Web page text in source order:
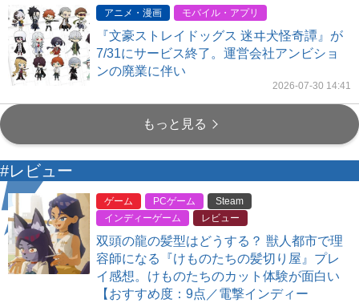
アニメ・漫画 モバイル・アプリ
『文豪ストレイドッグス 迷ヰ犬怪奇譚』が
7/31にサービス終了。運営会社アンビショ
ンの廃業に伴い
2026-07-30 14:41
もっと見る
#レビュー
ゲーム PCゲーム
Steam
インディーゲーム
レビュー
双頭の龍の髪型はどうする？ 獣人都市で理
容師になる『けものたちの髪切り屋』プレ
イ感想。けものたちのカット体験が面白い
【おすすめ度：9点／電撃インディー